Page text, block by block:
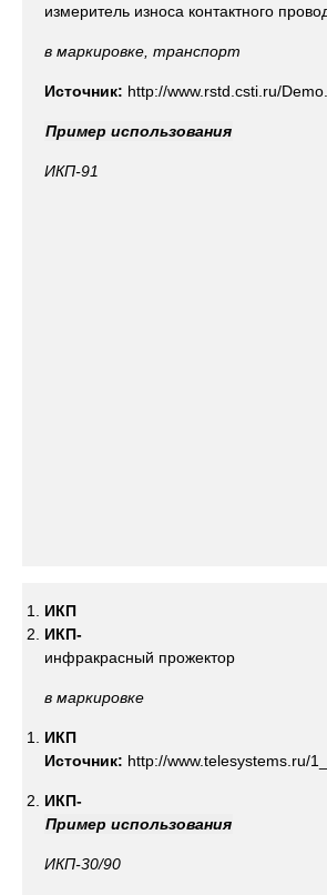
измеритель износа контактного
в маркировке, транспорт
Источник: http://www.rstd.csti.ru/
Пример использования
ИКП-91
ИКП
ИКП-
инфракрасный прожектор
в маркировке
ИКП
Источник: http://www.telesystems.ru/
ИКП-
Пример использования
ИКП-30/90